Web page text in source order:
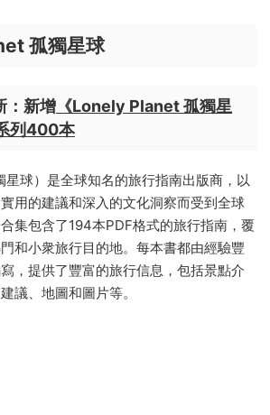
孤獨星球
：新增 《Lonely Planet 孤獨星
列400本
球）是全球知名的旅行指南出版商，以
用的建議和深入的文化洞察而受到全球
集包含了194本PDF格式的旅行指南，覆
和小衆旅行目的地。每本書都由經驗豐
，提供了豐富的旅行信息，包括景點介
議、地圖和圖片等。